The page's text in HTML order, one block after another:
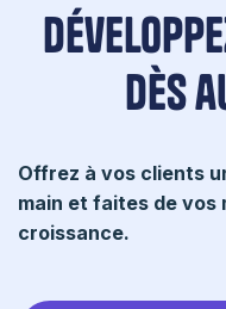
dès
Offrez à vos clients
main et faites de vos
croissance.